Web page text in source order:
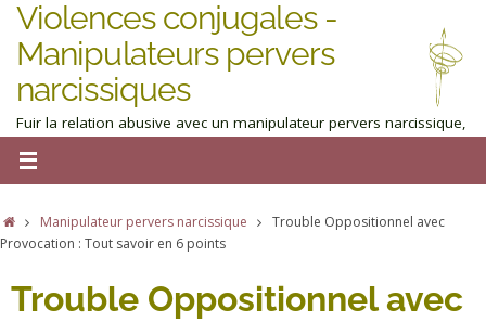
Violences conjugales -
Manipulateurs pervers
narcissiques
Fuir la relation abusive avec un manipulateur pervers narcissique,
Manipulateur pervers narcissique
Trouble Oppositionnel avec
Provocation : Tout savoir en 6 points
Trouble Oppositionnel avec